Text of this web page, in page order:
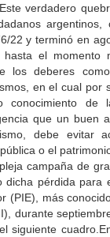
verdadero
argentinos,
22 y terminó en
el momento
los deberes
en el cual por
conocimiento de
que un buen
debe evitar
o el
campaña de
dicha pérdida para
(PIE), más
durante
siguiente